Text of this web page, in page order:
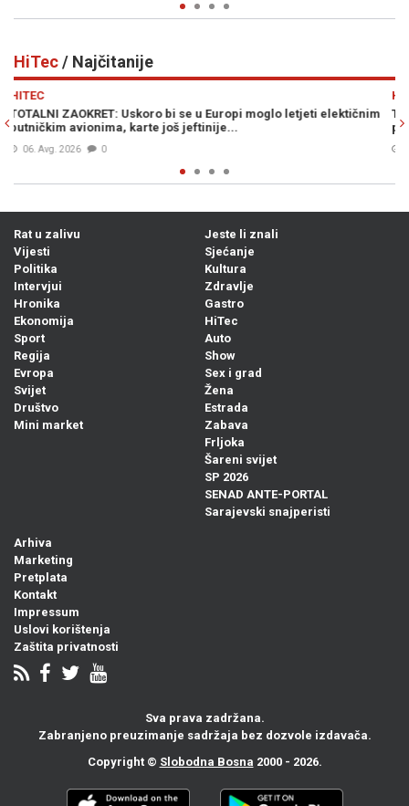
HiTec/ Najčitanije
elektičnim
TEŠKA ČETIRI TONE: Dio SpaceX-ove rakete
pasti na...
05. Avg. 2026
Rat u zalivu
Vijesti
Politika
Intervjui
Hronika
Ekonomija
Sport
Regija
Evropa
Svijet
Društvo
Mini market
Jeste li znali
Sjećanje
Kultura
Zdravlje
Gastro
HiTec
Auto
Show
Sex i grad
Žena
Estrada
Zabava
Frljoka
Šareni svijet
SP 2026
SENAD ANTE-PORTAL
Sarajevski snajperisti
Arhiva
Marketing
Pretplata
Kontakt
Impressum
Uslovi korištenja
Zaštita privatnosti
Sva prava zadržana.
Zabranjeno preuzimanje sadržaja bez dozvole izdavača.
Copyright © Slobodna Bosna 2000 - 2026.